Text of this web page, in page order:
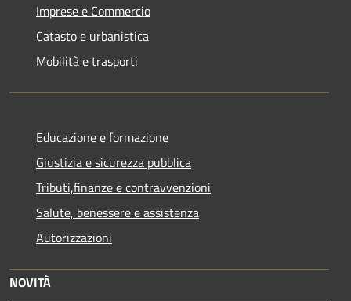
Imprese e Commercio
Catasto e urbanistica
Mobilità e trasporti
Educazione e formazione
Giustizia e sicurezza pubblica
Tributi,finanze e contravvenzioni
Salute, benessere e assistenza
Autorizzazioni
NOVITÀ